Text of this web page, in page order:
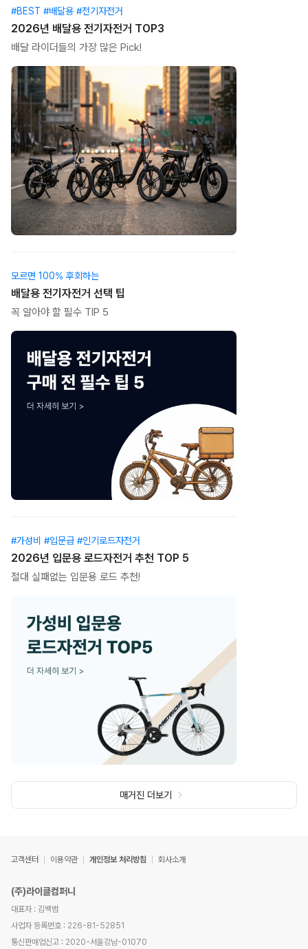
#BEST #배달용 #전기자전거
2026년 배달용 전기자전거 TOP3
배달 라이더들의 가장 많은 Pick!
모르면 100% 후회하는
배달용 전기자전거 선택 팁
꼭 알아야 할 필수 TIP 5
#가성비 #입문급 #인기로드자전거
2026년 입문용 로드자전거 추천 TOP 5
절대 실패없는 입문용 로드 추천!
매거진 더보기
고객센터 이용약관 개인정보 처리방침 회사소개
(주)라이클컴퍼니
대표자 : 김백범
사업자 등록번호 : 226-81-52851
통신판매업신고 : 2020-서울강남-01070